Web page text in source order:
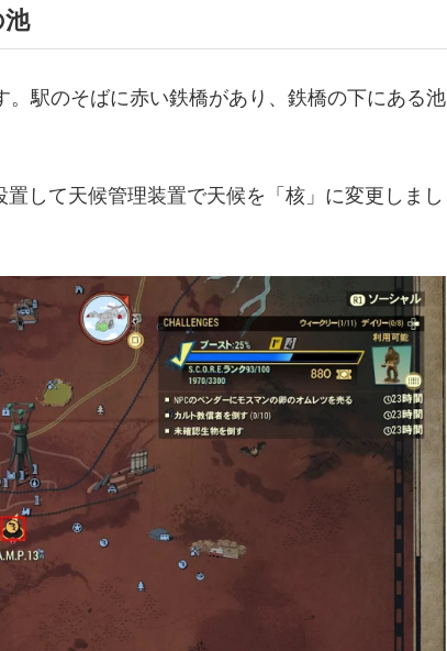
駅のそばに赤い鉄橋があり、鉄橋の下にある池
して天候管理装置で天候を「核」に変更しまし